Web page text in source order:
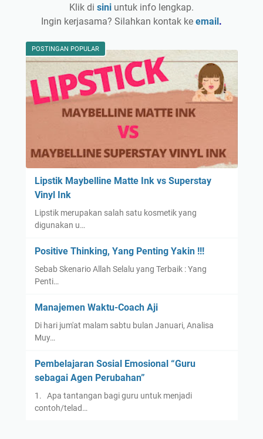
Klik di sini untuk info lengkap.
Ingin kerjasama? Silahkan kontak ke email.
POSTINGAN POPULAR
Lipstik Maybelline Matte Ink vs Superstay
Vinyl Ink
Lipstik merupakan salah satu kosmetik yang
digunakan u…
Positive Thinking, Yang Penting Yakin !!!
Sebab Skenario Allah Selalu yang Terbaik : Yang
Penti…
Manajemen Waktu-Coach Aji
Di hari jum'at malam sabtu bulan Januari, Analisa
Muy…
Pembelajaran Sosial Emosional “Guru
sebagai Agen Perubahan”
1. Apa tantangan bagi guru untuk menjadi
contoh/telad…